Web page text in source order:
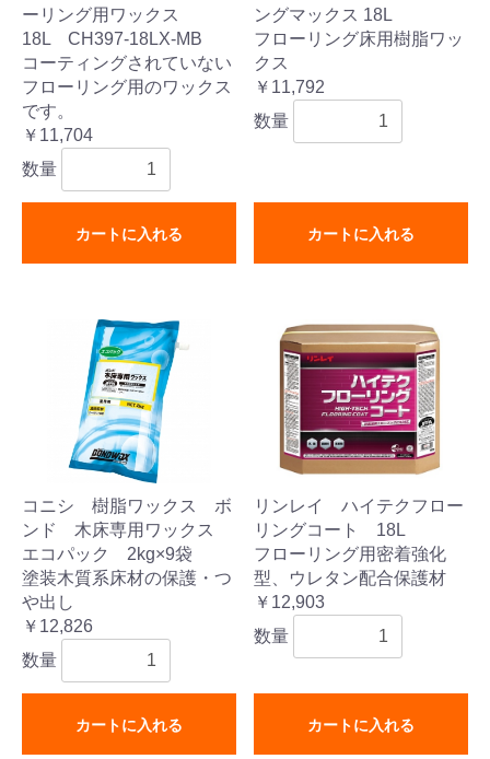
ーリング用ワックス
18L CH397-18LX-MB
コーティングされていない
フローリング用のワックス
です。
￥11,704
数量
カートに入れる
ングマックス 18L
フローリング床用樹脂ワッ
クス
￥11,792
数量
カートに入れる
コニシ 樹脂ワックス ボ
ンド 木床専用ワックス
エコパック 2kg×9袋
塗装木質系床材の保護・つ
や出し
￥12,826
数量
カートに入れる
リンレイ ハイテクフロー
リングコート 18L
フローリング用密着強化
型、ウレタン配合保護材
￥12,903
数量
カートに入れる